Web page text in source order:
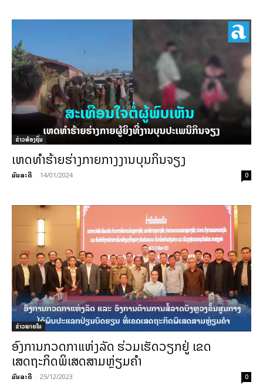
ຂ່າວທ້ອງຖິ່ນ
ເຫດທຳຮ້າຍຮ່າງກາຍກາງງານບຸນກິນຈຽງ
ມົນລະດີ - 14/01/2024 0
ຂ່າວພາຍ​ໃນ
ອົງການກວດກາແຫ່ງລັດ ຮ່ວມເຮັດວຽກຢູ່ ເຂດ
ເສດຖະກິດພິເສດສາມຫຼ່ຽມຄໍາ
ມົນລະດີ - 25/12/2023 0